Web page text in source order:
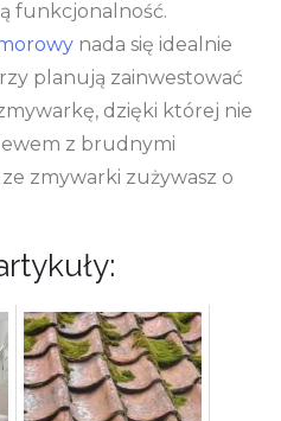
funkcjonalność.
nada się idealnie
planują zainwestować
dzięki której nie
z brudnymi
zmywarki zużywasz o